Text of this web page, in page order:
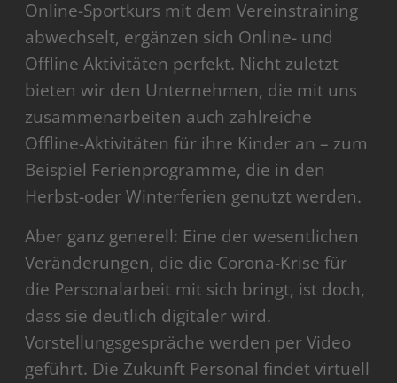
Online-Sportkurs mit dem Vereinstraining
abwechselt, ergänzen sich Online- und
Offline Aktivitäten perfekt. Nicht zuletzt
bieten wir den Unternehmen, die mit uns
zusammenarbeiten auch zahlreiche
Offline-Aktivitäten für ihre Kinder an – zum
Beispiel Ferienprogramme, die in den
Herbst-oder Winterferien genutzt werden.
Aber ganz generell: Eine der wesentlichen
Veränderungen, die die Corona-Krise für
die Personalarbeit mit sich bringt, ist doch,
dass sie deutlich digitaler wird.
Vorstellungsgespräche werden per Video
geführt. Die Zukunft Personal findet virtuell